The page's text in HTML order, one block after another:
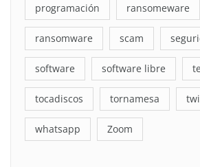
programación ransomeware
ransomware scam
software software libre
tocadiscos tornamesa
whatsapp Zoom